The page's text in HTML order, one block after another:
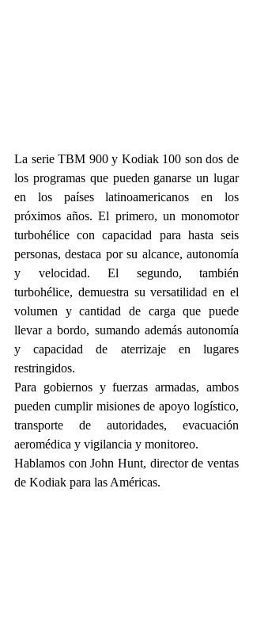
La serie TBM 900 y Kodiak 100 son dos de
los programas que pueden ganarse un lugar
en los países latinoamericanos en los
próximos años. El primero, un monomotor
turbohélice con capacidad para hasta seis
personas, destaca por su alcance, autonomía
y velocidad. El segundo, también
turbohélice, demuestra su versatilidad en el
volumen y cantidad de carga que puede
llevar a bordo, sumando además autonomía
y capacidad de aterrizaje en lugares
restringidos.
Para gobiernos y fuerzas armadas, ambos
pueden cumplir misiones de apoyo logístico,
transporte de autoridades, evacuación
aeromédica y vigilancia y monitoreo.
Hablamos con John Hunt, director de ventas
de Kodiak para las Américas.